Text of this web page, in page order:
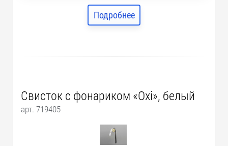
Подробнее
Свисток с фонариком «Oxi», белый
арт. 719405